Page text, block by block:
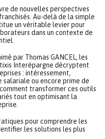
de nouvelles perspectives
Au-delà de la simple
un véritable levier pour
dans un contexte de
par Thomas GANCEL, les
Interépargne décryptent
: intéressement,
ou encore prime de
transformer ces outils
tout en optimisant la
pour comprendre les
les solutions les plus